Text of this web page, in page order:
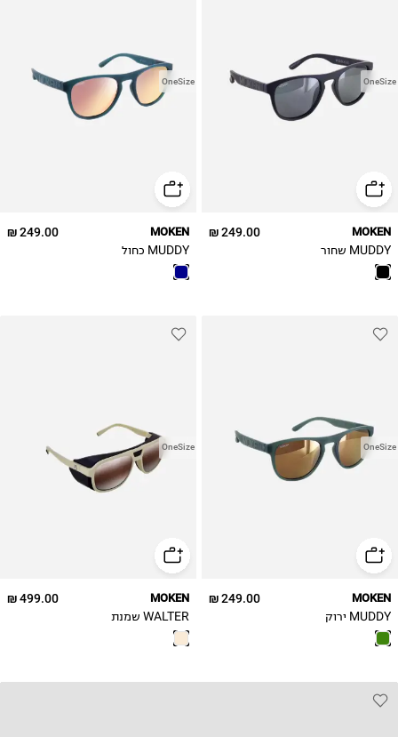
OneSize
249.00 ₪ MOKEN
MUDDY שחור
OneSize
249.00 ₪ MOKEN
MUDDY כחול
OneSize
249.00 ₪ MOKEN
MUDDY ירוק
OneSize
499.00 ₪ MOKEN
WALTER שמנת